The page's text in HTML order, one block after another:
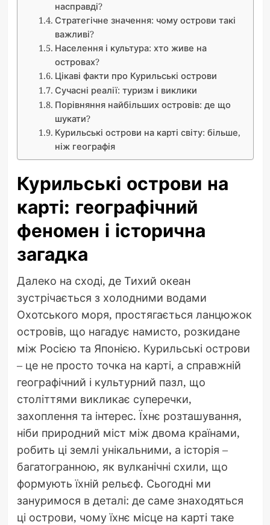
насправді?
Стратегічне значення: чому острови такі
важливі?
Населення і культура: хто живе на
островах?
Цікаві факти про Курильські острови
Сучасні реалії: туризм і виклики
Порівняння найбільших островів: де що
шукати?
Курильські острови на карті світу: більше,
ніж географія
Курильські острови на
карті: географічний
феномен і історична
загадка
Далеко на сході, де Тихий океан
зустрічається з холодними водами
Охотського моря, простягається ланцюжок
островів, що нагадує намисто, розкидане
між Росією та Японією. Курильські острови
– це не просто точка на карті, а справжній
географічний і культурний пазл, що
століттями викликає суперечки,
захоплення та інтерес. Їхнє розташування,
ніби природний міст між двома країнами,
робить ці землі унікальними, а історія –
багатогранною, як вулканічні схили, що
формують їхній рельєф. Сьогодні ми
зануримося в деталі: де саме знаходяться
ці острови, чому їхнє місце на карті таке